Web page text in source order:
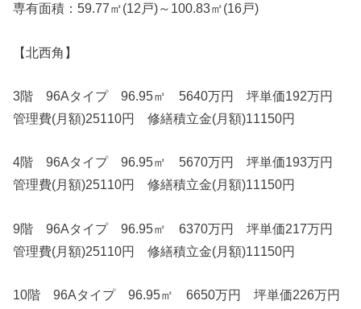
専有面積：59.77㎡(12戸)～100.83㎡(16戸)
【北西角】
3階 96Aタイプ 96.95㎡ 5640万円 坪単価192万円
管理費(月額)25110円 修繕積立金(月額)11150円
4階 96Aタイプ 96.95㎡ 5670万円 坪単価193万円
管理費(月額)25110円 修繕積立金(月額)11150円
9階 96Aタイプ 96.95㎡ 6370万円 坪単価217万円
管理費(月額)25110円 修繕積立金(月額)11150円
10階 96Aタイプ 96.95㎡ 6650万円 坪単価226万円